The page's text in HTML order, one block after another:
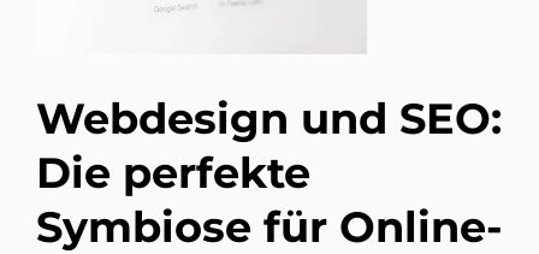
Webdesign und SEO:
Die perfekte
Symbiose für Online-